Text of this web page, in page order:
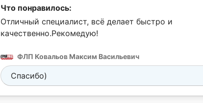
Что понравилось:
Отличный специалист, всё делает быстро и
качественно.Рекомедую!
ФЛП Ковальов Максим Васильевич
Спасибо)